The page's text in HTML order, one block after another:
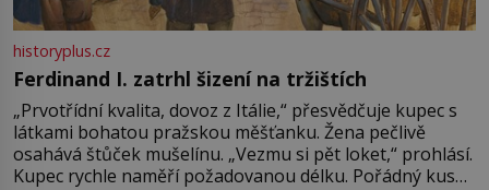
historyplus.cz
Ferdinand I. zatrhl šizení na tržištích
„Prvotřídní kvalita, dovoz z Itálie,“ přesvědčuje kupec s
látkami bohatou pražskou měšťanku. Žena pečlivě
osahává štůček mušelínu. „Vezmu si pět loket,“ prohlásí.
Kupec rychle naměří požadovanou délku. Pořádný kus